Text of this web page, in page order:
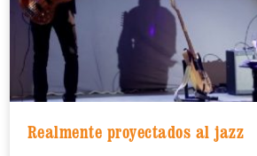
Realmente proyectados al jazz